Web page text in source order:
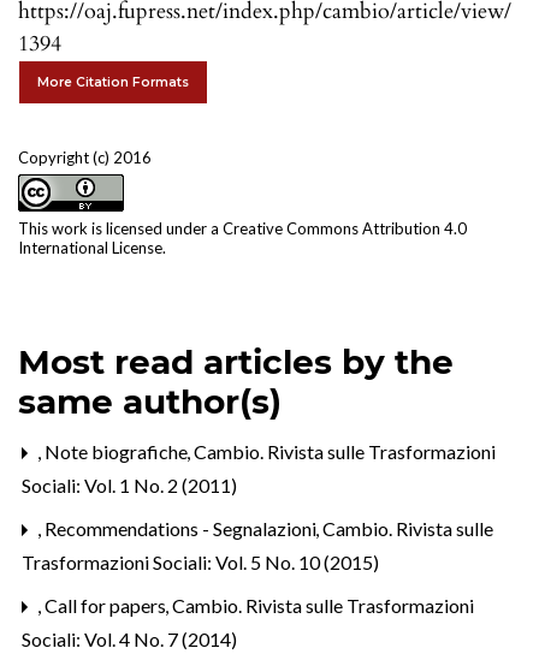
https://oaj.fupress.net/index.php/cambio/article/view/
1394
More Citation Formats
Copyright (c) 2016
This work is licensed under a Creative Commons Attribution 4.0
International License.
Most read articles by the
same author(s)
, Note biografiche,Cambio. Rivista sulle Trasformazioni
Sociali: Vol. 1 No. 2 (2011)
, Recommendations - Segnalazioni,Cambio. Rivista sulle
Trasformazioni Sociali: Vol. 5 No. 10 (2015)
,Call for papers,Cambio. Rivista sulle Trasformazioni
Sociali: Vol. 4 No. 7 (2014)